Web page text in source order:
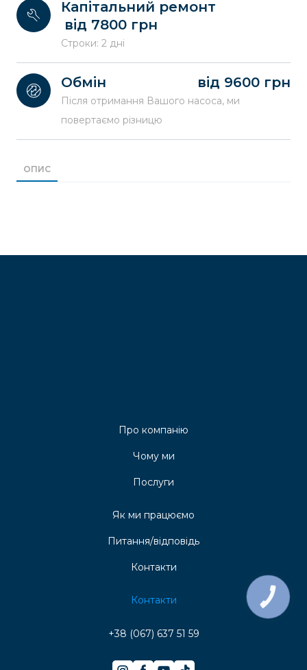
Капітальний ремонт
від 7800 грн
Строки: 2 дні
Обмін від 9600 грн
Після отримання Вашого насоса, ми
повертаємо різницю
ОПИС
Про компанію
Чому ми
Послуги
Як ми працюємо
Питання/відповідь
Контакти
Контакти
+38 (067) 637 51 59
КНОПКА
ЗВ'ЯЗКУ